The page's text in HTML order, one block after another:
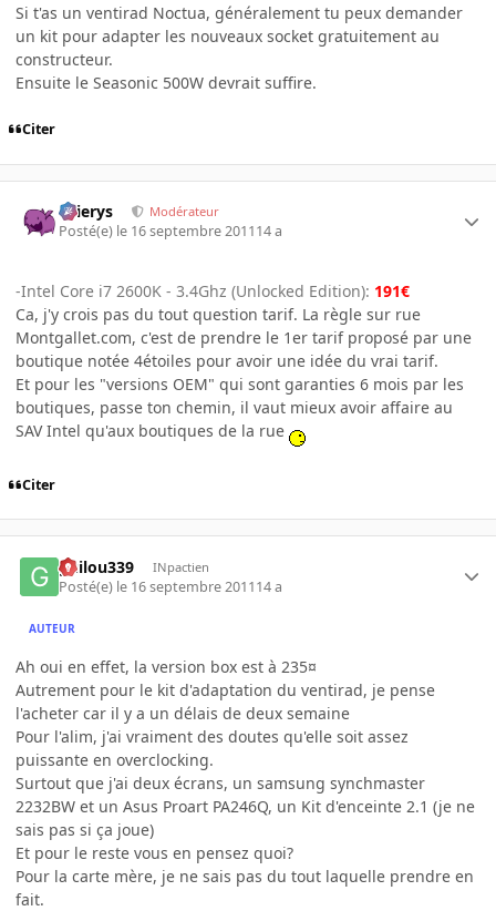
Si t'as un ventirad Noctua, généralement tu peux demander
un kit pour adapter les nouveaux socket gratuitement au
constructeur.
Ensuite le Seasonic 500W devrait suffire.
Citer
Ellierys Modérateur
Posté(e) le 16 septembre 201114 a
-Intel Core i7 2600K - 3.4Ghz (Unlocked Edition): 191€
Ca, j'y crois pas du tout question tarif. La règle sur rue
Montgallet.com, c'est de prendre le 1er tarif proposé par une
boutique notée 4étoiles pour avoir une idée du vrai tarif.
Et pour les "versions OEM" qui sont garanties 6 mois par les
boutiques, passe ton chemin, il vaut mieux avoir affaire au
SAV Intel qu'aux boutiques de la rue
Citer
guilou339 INpactien
Posté(e) le 16 septembre 201114 a
AUTEUR
Ah oui en effet, la version box est à 235¤
Autrement pour le kit d'adaptation du ventirad, je pense
l'acheter car il y a un délais de deux semaine
Pour l'alim, j'ai vraiment des doutes qu'elle soit assez
puissante en overclocking.
Surtout que j'ai deux écrans, un samsung synchmaster
2232BW et un Asus Proart PA246Q, un Kit d'enceinte 2.1 (je ne
sais pas si ça joue)
Et pour le reste vous en pensez quoi?
Pour la carte mère, je ne sais pas du tout laquelle prendre en
fait.